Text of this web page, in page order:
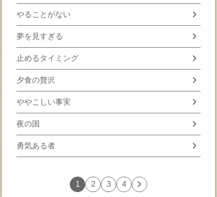
やることがない chevron_right
夢を見すぎる chevron_right
止めるタイミング chevron_right
夕食の贅沢 chevron_right
ややこしい事実 chevron_right
夜の国 chevron_right
勇気ある者 chevron_right
1 2 3 4 chevron_right